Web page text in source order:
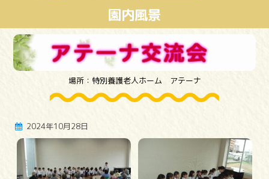
園内風景
場所：特別養護老人ホーム アテーナ
2024年10月28日